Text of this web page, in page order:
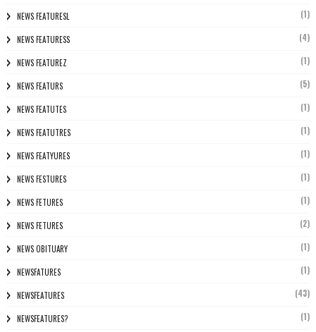
NEWS FEATURESL (1)
NEWS FEATURESS (4)
NEWS FEATUREZ (1)
NEWS FEATURS (5)
NEWS FEATUTES (1)
NEWS FEATUTRES (1)
NEWS FEATYURES (1)
NEWS FESTURES (1)
NEWS FETURES (1)
NEWS FETURES (2)
NEWS OBITUARY (1)
NEWSFATURES (1)
NEWSFEATURES (43)
NEWSFEATURES? (1)